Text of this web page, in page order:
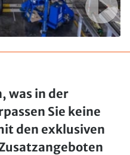
was in der
Sie keine
den exklusiven